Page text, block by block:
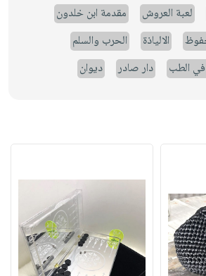
لعبة العروش
مقدمة ابن خلدون
الالياذة
الحرب والسلم
في الطب
دار صادر ديوان